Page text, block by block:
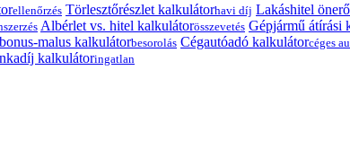
ellenőrzés Törlesztőrészlet kalkulátorhavi díj Lakáshitel
Albérlet vs. hitel kalkulátorösszevetés Gépjármű átírási
malus kalkulátorbesorolás Cégautóadó kalkulátorcéges
kalkulátoringatlan